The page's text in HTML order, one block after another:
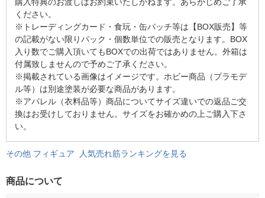
ください。
※トレーディングカード・食玩・缶バッチ等は【BOX販売】等
の記載がない限りパック・個数単位での販売となります。BOX
入り数でご購入頂いてもBOXでの出荷ではありません。外箱は
付属致しませんので予めご了承ください。
※掲載されている画像はイメージです。ホビー商品（プラモデ
ル等）は別途塗装が必要な商品があります。
※アパレル（衣料品等）商品についてサイズ違いでの返品ご交
換はお受けしておりません。サイズをお確かめの上ご購入下さ
い。
その他 フィギュア 人気売れ筋ランキングを見る
商品について